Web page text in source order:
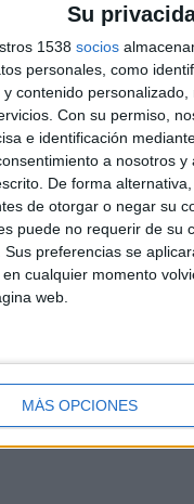
Su
1538 socios
personales, como
contenido
Con su permiso,
e identificación
a nosotros
De forma
de otorgar o negar su
puede no requerir de su
Sus preferencias se
cualquier momento
web.
MÁS OPCIONES
cita de la
han disputado.
al cielo de Nueva
cayó en las